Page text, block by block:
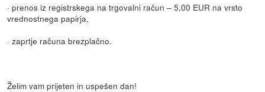
· prenos iz registrskega na trgovalni račun – 5,00 EUR na vrsto
vrednostnega papirja,
· zaprtje računa brezplačno.
Želim vam prijeten in uspešen dan!